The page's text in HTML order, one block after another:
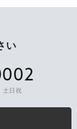
い
土日祝